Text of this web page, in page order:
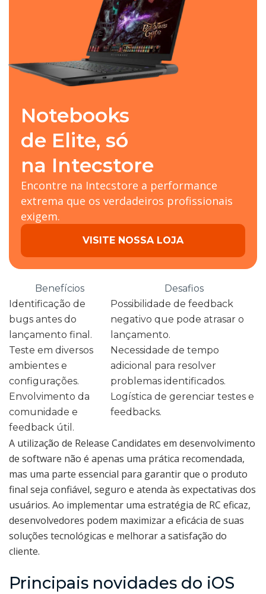
Notebooks
de Elite, só
na Intecstore
Encontre na Intecstore a performance
extrema que os verdadeiros profissionais
exigem.
VISITE NOSSA LOJA
Benefícios
Desafios
Identificação de
bugs antes do
lançamento final.
Possibilidade de feedback
negativo que pode atrasar o
lançamento.
Teste em diversos
ambientes e
configurações.
Necessidade de tempo
adicional para resolver
problemas identificados.
Envolvimento da
comunidade e
feedback útil.
Logística de gerenciar testes e
feedbacks.
A utilização de Release Candidates em desenvolvimento
de software não é apenas uma prática recomendada,
mas uma parte essencial para garantir que o produto
final seja confiável, seguro e atenda às expectativas dos
usuários. Ao implementar uma estratégia de RC eficaz,
desenvolvedores podem maximizar a eficácia de suas
soluções tecnológicas e melhorar a satisfação do
cliente.
Principais novidades do iOS